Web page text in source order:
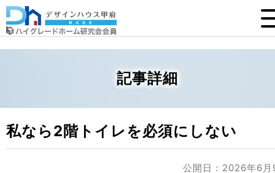
記事詳細
私なら2階トイレを必須にしない
公開日：2026年6月